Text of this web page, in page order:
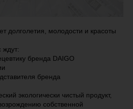
долголетия, молодости и красоты
ждут:
бренда DAIGO
бренда
экологически чистый продукт,
собственной